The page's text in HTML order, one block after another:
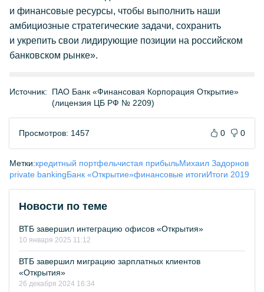
и финансовые ресурсы, чтобы выполнить наши
амбициозные стратегические задачи, сохранить
и укрепить свои лидирующие позиции на российском
банковском рынке».
Источник:
ПАО Банк «Финансовая Корпорация Открытие»
(лицензия ЦБ РФ № 2209)
Просмотров: 1457 0 0
Метки:кредитный портфельчистая прибыльМихаил Задорнов
private bankingБанк «Открытие»финансовые итогиИтоги 2019
Новости по теме
ВТБ завершил интеграцию офисов «Открытия»
10 января 2025 11:12
ВТБ завершил миграцию зарплатных клиентов
«Открытия»
26 декабря 2024 16:34